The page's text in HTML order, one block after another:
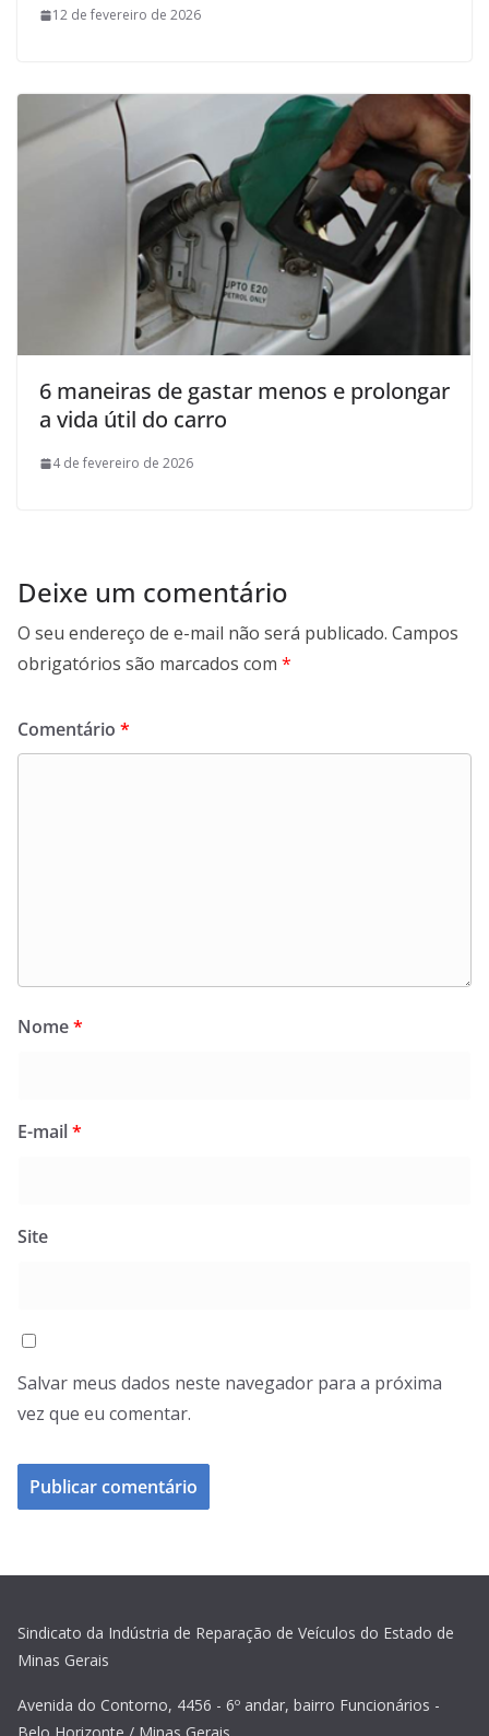
12 de fevereiro de 2026
6 maneiras de gastar menos e prolongar
a vida útil do carro
4 de fevereiro de 2026
Deixe um comentário
O seu endereço de e-mail não será publicado. Campos
obrigatórios são marcados com *
Comentário *
Nome*
E-mail*
Site
Salvar meus dados neste navegador para a próxima
vez que eu comentar.
Sindicato da Indústria de Reparação de Veículos do Estado de
Minas Gerais
Avenida do Contorno, 4456 - 6º andar, bairro Funcionários -